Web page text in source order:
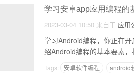
学习安卓app应用编程的
2023-03-04 10:50 来自于 应用
学习Android编程，你正在
绍Android编程的基本要素，
Tags: 安卓软件编程 android